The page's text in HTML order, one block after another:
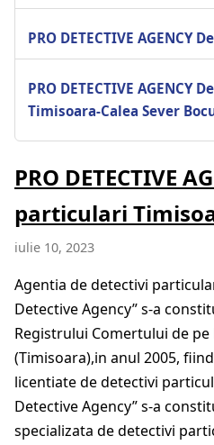
PRO DETECTIVE AGENCY
PRO DETECTIVE
Timisoara-Calea Sever
PRO DETECTIVE
particulari
iulie 10, 2023
Agentia de detectivi
Detective Agency” s-a
Registrului Comertului de
(Timisoara),in anul 2005,
licentiate de detectivi
Detective Agency” s-a
specializata de detectivi